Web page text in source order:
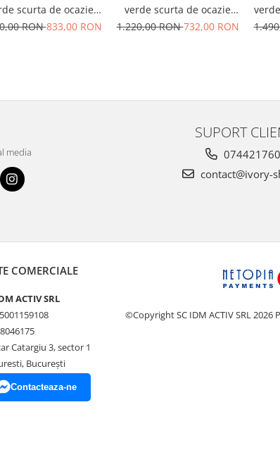
scurta de ocazie
din elastice
RON833,00 RON
verde scurta de ocazie
mulata din matase
1.220,00 RON732,00 RON
in
media
SUPORT
contact@ivory-
COMERCIALE
ACTIV SRL
Catargiu 3, sector 1
Bucureşti
Contacteaza-ne
©Copyright SC IDM ACTIV SRL 2026